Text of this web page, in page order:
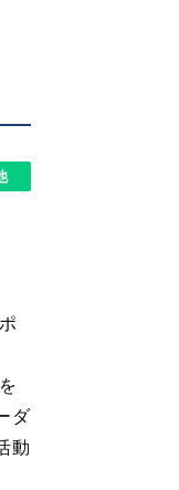
ダ
動